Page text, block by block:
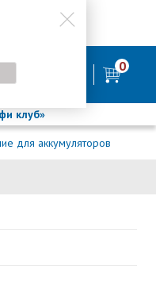
35
0
клуб»
для аккумуляторов